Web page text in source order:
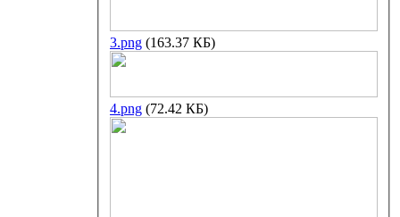
3.png (163.37 КБ)
4.png (72.42 КБ)